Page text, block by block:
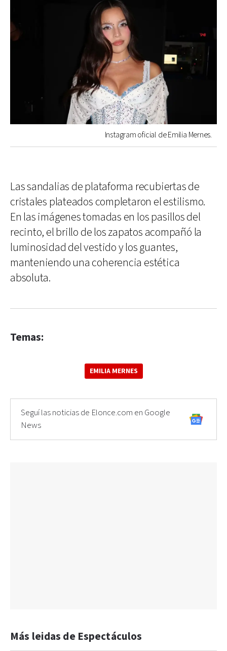
Instagram oficial de Emilia Mernes.
Las sandalias de plataforma recubiertas de
cristales plateados completaron el estilismo.
En las imágenes tomadas en los pasillos del
recinto, el brillo de los zapatos acompañó la
luminosidad del vestido y los guantes,
manteniendo una coherencia estética
absoluta.
Temas:
EMILIA MERNES
Seguí las noticias de Elonce.com en Google
News
Más leidas de Espectáculos